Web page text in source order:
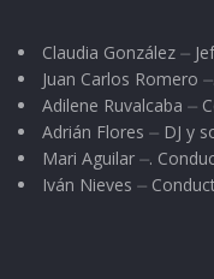
Claudia González ⏤
Juan Carlos Romero
Adilene Ruvalcaba ⏤
Adrián Flores ⏤ DJ y
Mari Aguilar ⏤.
Iván Nieves ⏤